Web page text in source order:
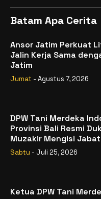
Batam Apa Cerita
Ansor Jatim Perkuat
Jalin Kerja Sama
Jatim
Jumat - Agustus 7, 2026
DPW Tani Merdeka
Provinsi Bali Resmi
Muzakir Mengisi
Menteri Pertanian RI
Sabtu - Juli 25, 2026
Ketua DPW Tani